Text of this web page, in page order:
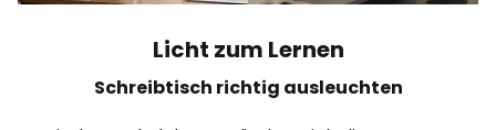
Licht zum Lernen
Schreibtisch richtig ausleuchten